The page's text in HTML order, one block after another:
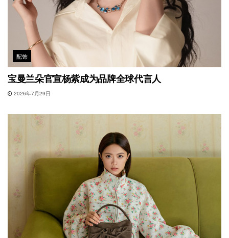
配饰
宝曼兰朵官宣杨紫成为品牌全球代言人
2026年7月29日